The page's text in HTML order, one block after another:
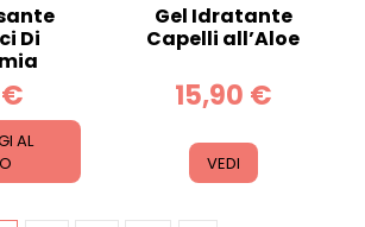
Di
€
AL
Gel Idratante
Capelli all’Aloe
15,90 €
VEDI